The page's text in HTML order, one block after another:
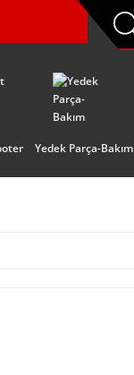
Yedek Parça-Bakım